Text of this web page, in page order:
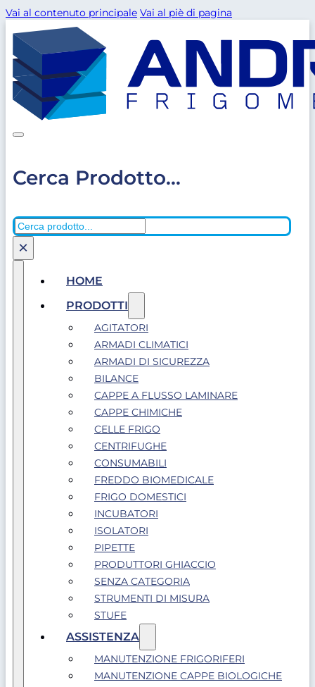
Vai al contenuto principale Vai al piè di pagina
Cerca Prodotto...
Cerca
×
HOME
PRODOTTI
AGITATORI
ARMADI CLIMATICI
ARMADI DI SICUREZZA
BILANCE
CAPPE A FLUSSO LAMINARE
CAPPE CHIMICHE
CELLE FRIGO
CENTRIFUGHE
CONSUMABILI
FREDDO BIOMEDICALE
FRIGO DOMESTICI
INCUBATORI
ISOLATORI
PIPETTE
PRODUTTORI GHIACCIO
SENZA CATEGORIA
STRUMENTI DI MISURA
STUFE
ASSISTENZA
MANUTENZIONE FRIGORIFERI
MANUTENZIONE CAPPE BIOLOGICHE